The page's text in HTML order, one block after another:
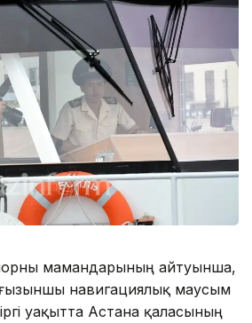
мамандарының айтуынша,
навигациялық маусым
уақытта Астана қаласының